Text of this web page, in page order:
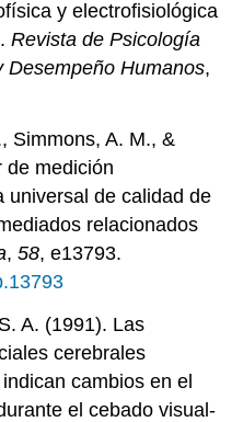
y electrofisiológica
Revista de Psicología
Desempeño Humanos,
Simmons, A. M., &
de medición
universal de calidad de
relacionados
,58, e13793.
A. (1991). Las
cerebrales
cambios en el
el cebado visual-